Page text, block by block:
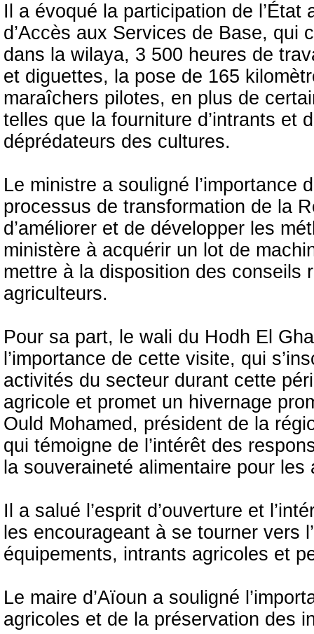
Il a évoqué la participation de
d’Accès aux Services de Base, qui
dans la wilaya, 3 500 heures de
et diguettes, la pose de 165
maraîchers pilotes, en plus de
telles que la fourniture d’intrants et
déprédateurs des cultures.
Le ministre a souligné l’importance
processus de transformation de la
d’améliorer et de développer les
ministère à acquérir un lot de
mettre à la disposition des conseils
agriculteurs.
Pour sa part, le wali du Hodh El
l’importance de cette visite, qui
activités du secteur durant cette
agricole et promet un hivernage
Ould Mohamed, président de la
qui témoigne de l’intérêt des
la souveraineté alimentaire pour
Il a salué l’esprit d’ouverture et
les encourageant à se tourner vers
équipements, intrants agricoles et
Le maire d’Aïoun a souligné
agricoles et de la préservation des